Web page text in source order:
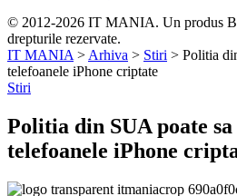
© 2012-2026 IT MANIA. Un produs
drepturile rezervate.
IT MANIA > Arhiva > Stiri > Politia
telefoanele iPhone criptate
Stiri
Politia din SUA poate sa
telefoanele iPhone